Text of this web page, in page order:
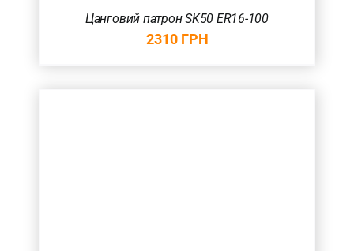
Цанговий патрон SK50 ER16-100
2310 ГРН